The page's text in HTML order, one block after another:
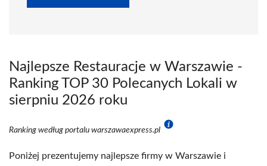
Najlepsze Restauracje w Warszawie -
Ranking TOP 30 Polecanych Lokali w
sierpniu 2026 roku
Ranking według portalu warszawaexpress.pl
Poniżej prezentujemy najlepsze firmy w Warszawie i